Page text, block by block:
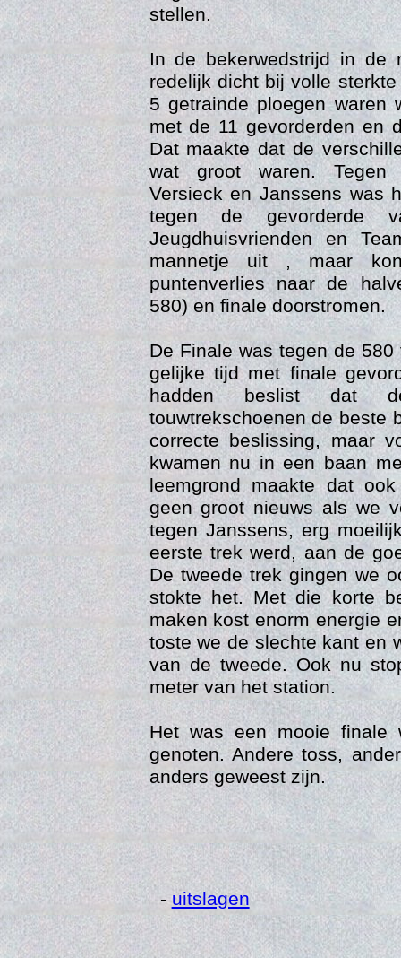
stellen.
In de bekerwedstrijd in de
redelijk dicht bij volle
5 getrainde ploegen waren
met de 11 gevorderden en
Dat maakte dat de
wat groot waren. Tegen
Versieck en Janssens was
tegen de gevorderde
Jeugdhuisvrienden en
mannetje uit , maar
puntenverlies naar de
580) en finale doorstromen.
De Finale was tegen de
gelijke tijd met finale
hadden beslist dat
touwtrekschoenen de beste
correcte beslissing, maar
kwamen nu in een baan
leemgrond maakte dat
geen groot nieuws als we
tegen Janssens, erg
eerste trek werd, aan de
De tweede trek gingen we
stokte het. Met die korte
maken kost enorm energie
toste we de slechte kant en
van de tweede. Ook nu
meter van het station.
Het was een mooie finale
genoten. Andere toss,
anders geweest zijn.
- uitslagen